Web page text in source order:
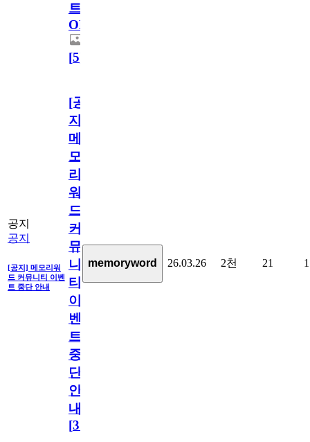
트
OPEN!
[5]
공지
공지
[공지] 메모리워
드 커뮤니티 이벤
트 중단 안내
[공
지]
메
모
리
워
드
커
뮤
니
티
이
벤
트
중
단
안
내
[31
memoryword 26.03.26 2천 21 1